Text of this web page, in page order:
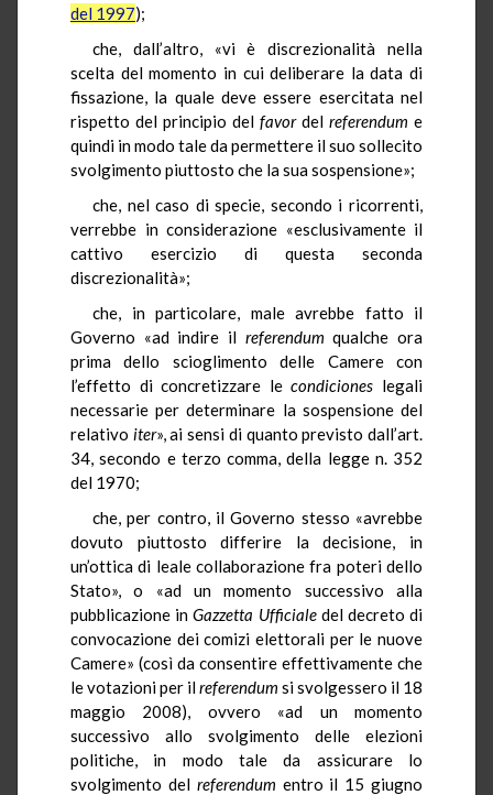
del 1997);
che, dall’altro, «vi è discrezionalità nella
scelta del momento in cui deliberare la data di
fissazione, la quale deve essere esercitata nel
rispetto del principio del favordel referendum e
quindi in modo tale da permettere il suo sollecito
svolgimento piuttosto che la sua sospensione»;
che, nel caso di specie, secondo i ricorrenti,
verrebbe in considerazione «esclusivamente il
cattivo esercizio di questa seconda
discrezionalità»;
che, in particolare, male avrebbe fatto il
Governo «ad indire il referendum qualche ora
prima dello scioglimento delle Camere con
l’effetto di concretizzare lecondiciones legali
necessarie per determinare la sospensione del
relativo iter», ai sensi di quanto previsto dall’art.
34, secondo e terzo comma, della legge n. 352
del 1970;
che, per contro, il Governo stesso «avrebbe
dovuto piuttosto differire la decisione, in
un’ottica di leale collaborazione fra poteri dello
Stato», o «ad un momento successivo alla
pubblicazione inGazzetta Ufficialedel decreto di
convocazione dei comizi elettorali per le nuove
Camere» (così da consentire effettivamente che
le votazioni per ilreferendum si svolgessero il 18
maggio 2008), ovvero «ad un momento
successivo allo svolgimento delle elezioni
politiche, in modo tale da assicurare lo
svolgimento del referendum entro il 15 giugno